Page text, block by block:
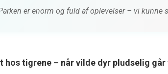
er enorm og fuld af oplevelser – vi kunne
hos tigrene – når vilde dyr pludselig